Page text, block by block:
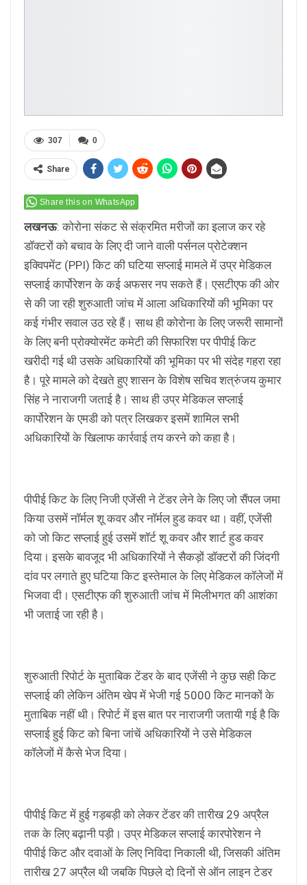
0
307
Share
Share this on WhatsApp
लखनऊ: कोरोना संकट से संक्रमित मरीजों का इलाज कर रहे
डॉक्टरों को बचाव के लिए दी जाने वाली पर्सनल प्रोटेक्शन
इक्विपमेंट (PPI) किट की घटिया सप्लाई मामले में उप्र मेडिकल
सप्लाई कार्पोरेशन के कई अफसर नप सकते हैं। एसटीएफ की ओर
से की जा रही शुरुआती जांच में आला अधिकारियों की भूमिका पर
कई गंभीर सवाल उठ रहे हैं। साथ ही कोरोना के लिए जरूरी सामानों
के लिए बनी प्रोक्योरमेंट कमेटी की सिफारिश पर पीपीई किट
खरीदी गई थी उसके अधिकारियों की भूमिका पर भी संदेह गहरा रहा
है। पूरे मामले को देखते हुए शासन के विशेष सचिव शत्रुंजय कुमार
सिंह ने नाराजगी जताई है। साथ ही उप्र मेडिकल सप्लाई
कार्पोरेशन के एमडी को पत्र लिखकर इसमें शामिल सभी
अधिकारियों के खिलाफ कार्रवाई तय करने को कहा है।
पीपीई किट के लिए निजी एजेंसी ने टेंडर लेने के लिए जो सैंपल जमा
किया उसमें नॉर्मल शू कवर और नॉर्मल हुड कवर था। वहीं, एजेंसी
को जो किट सप्लाई हुई उसमें शॉर्ट शू कवर और शार्ट हुड कवर
दिया। इसके बावजूद भी अधिकारियों ने सैकड़ों डॉक्टरों की जिंदगी
दांव पर लगाते हुए घटिया किट इस्तेमाल के लिए मेडिकल कॉलेजों में
भिजवा दी। एसटीएफ की शुरुआती जांच में मिलीभगत की आशंका
भी जताई जा रही है।
शुरुआती रिपोर्ट के मुताबिक टेंडर के बाद एजेंसी ने कुछ सही किट
सप्लाई की लेकिन अंतिम खेप में भेजी गई 5000 किट मानकों के
मुताबिक नहीं थी। रिपोर्ट में इस बात पर नाराजगी जतायी गई है कि
सप्लाई हुई किट को बिना जांचें अधिकारियों ने उसे मेडिकल
कॉलेजों में कैसे भेज दिया।
पीपीई किट में हुई गड़बड़ी को लेकर टेंडर की तारीख 29 अप्रैल
तक के लिए बढ़ानी पड़ी। उप्र मेडिकल सप्लाई कारपोरेशन ने
पीपीई किट और दवाओं के लिए निविदा निकाली थी, जिसकी अंतिम
तारीख 27 अप्रैल थी जबकि पिछले दो दिनों से ऑन लाइन टेडर